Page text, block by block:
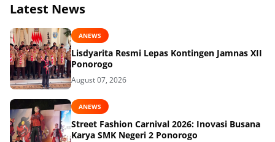
Latest News
ANEWS
Lisdyarita Resmi Lepas Kontingen Jamnas XII
Ponorogo
August 07, 2026
ANEWS
Street Fashion Carnival 2026: Inovasi Busana
Karya SMK Negeri 2 Ponorogo